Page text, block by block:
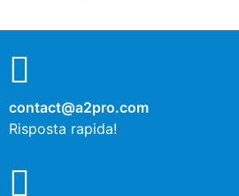
contact@a2pro.com
Risposta rapida!